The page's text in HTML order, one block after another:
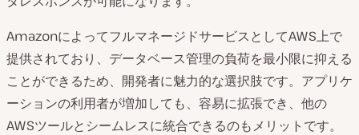
AmazonによってフルマネージドサービスとしてAWS上で
提供されており、データベース管理の負荷を最小限に抑える
ことができるため、開発者に魅力的な選択肢です。アプリケ
ーションの利用者が増加しても、容易に拡張でき、他の
AWSツールとシームレスに統合できるのもメリットです。